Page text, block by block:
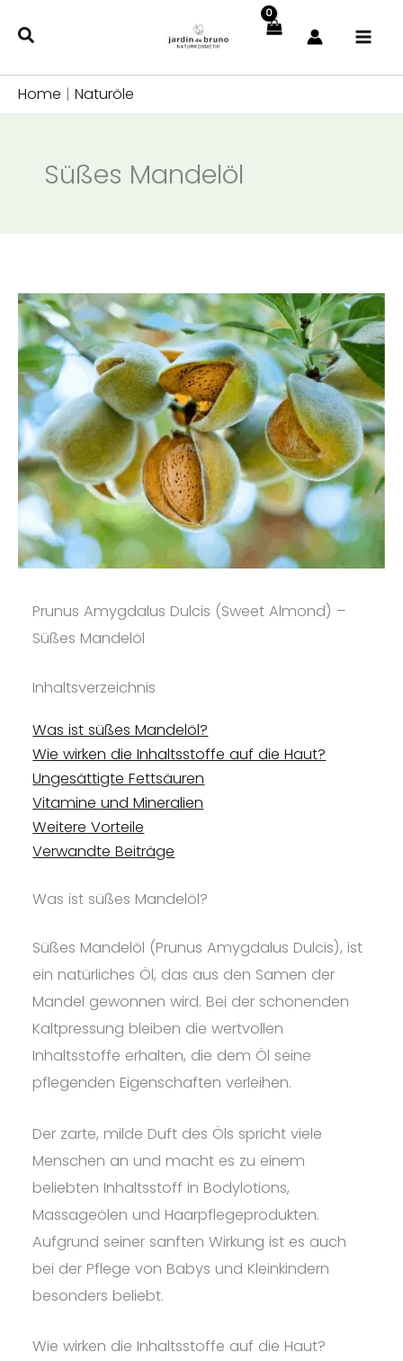
Inhalt
Home | Naturöle
Süßes Mandelöl
Prunus Amygdalus Dulcis (Sweet Almond) –
Süßes Mandelöl
Inhaltsverzeichnis
Was ist süßes Mandelöl?
Wie wirken die Inhaltsstoffe auf die Haut?
Ungesättigte Fettsäuren
Vitamine und Mineralien
Weitere Vorteile
Verwandte Beiträge
Was ist süßes Mandelöl?
Süßes Mandelöl (Prunus Amygdalus Dulcis), ist
ein natürliches Öl, das aus den Samen der
Mandel gewonnen wird. Bei der schonenden
Kaltpressung bleiben die wertvollen
Inhaltsstoffe erhalten, die dem Öl seine
pflegenden Eigenschaften verleihen.
Der zarte, milde Duft des Öls spricht viele
Menschen an und macht es zu einem
beliebten Inhaltsstoff in Bodylotions,
Massageölen und Haarpflegeprodukten.
Aufgrund seiner sanften Wirkung ist es auch
bei der Pflege von Babys und Kleinkindern
besonders beliebt.
Wie wirken die Inhaltsstoffe auf die Haut?